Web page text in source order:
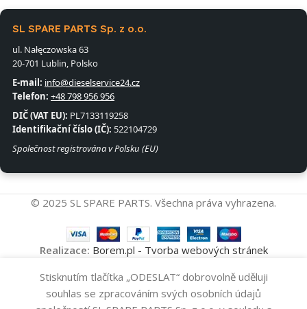
SL SPARE PARTS Sp. z o.o.
ul. Nałęczowska 63
20-701 Lublin, Polsko
E-mail: info@dieselservice24.cz
Telefon: +48 798 956 956
DIČ (VAT EU): PL7133119258
Identifikační číslo (IČ): 522104729
Společnost registrována v Polsku (EU)
© 2025 SL SPARE PARTS. Všechna práva vyhrazena.
Realizace: Borem.pl - Tvorba webových stránek
Stisknutím tlačítka „ODESLAT“ dobrovolně uděluji
souhlas se zpracováním svých osobních údajů
Vysokotlakové
Čerpadlo
9042A013A
9
- +
Přidat Do